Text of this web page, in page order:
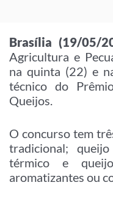
Brasília (19/05/
Agricultura e
na quinta (22) e
técnico do
Queijos.
O concurso tem
tradicional;
térmico e
aromatizantes ou